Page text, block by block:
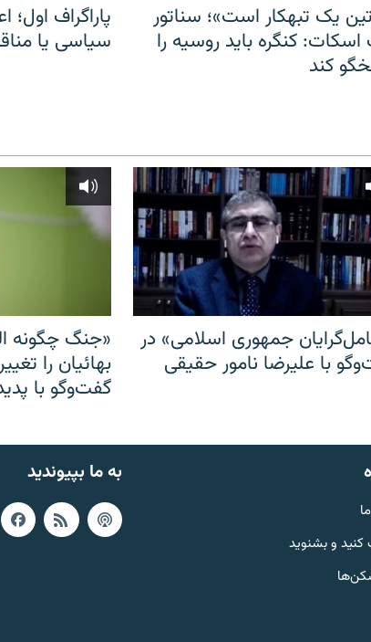
یک تبهکار است»؛ سناتور
کنگره باید روسیه را
کند
پاراگراف اول؛
سیاسی یا
جمهوری اسلامی» در
با علیرضا نامور حقیقی
«جنگ چگونه
بهائیان را
گفت‌وگو با
به ما بپیوندید
کنید و بشنوید